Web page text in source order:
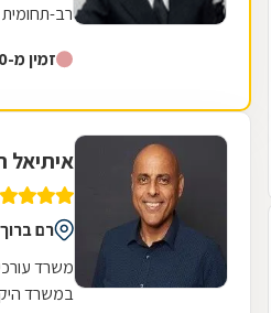
רב-
זמין מ-9:00
איתיאל
רם ברוך 9, נתניה
משרד
במשרד